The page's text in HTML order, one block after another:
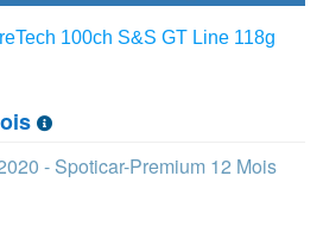
100ch S&S GT Line 118g
- Spoticar-Premium 12 Mois